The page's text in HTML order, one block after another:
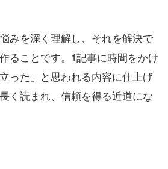
みを深く理解し、それを解決で
ることです。1記事に時間をかけ
った」と思われる内容に仕上げ
く読まれ、信頼を得る近道にな